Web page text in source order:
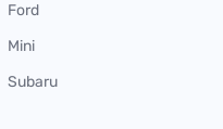
Ford
Mini
Subaru